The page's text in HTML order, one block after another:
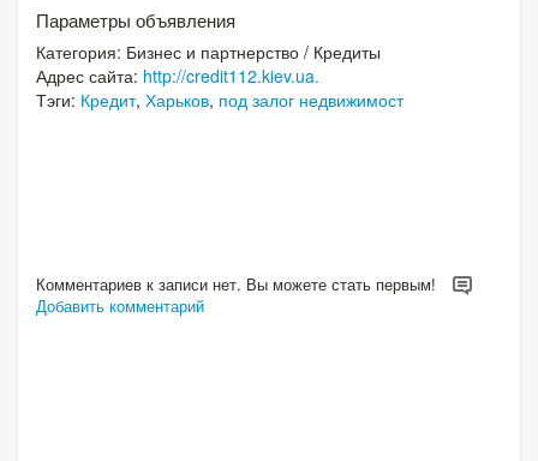
Параметры объявления
Категория: Бизнес и партнерство / Кредиты
Адрес сайта: http://credit112.kiev.ua.
Тэги: Кредит, Харьков, под залог недвижимост
Комментариев к записи нет. Вы можете стать первым!
Добавить комментарий